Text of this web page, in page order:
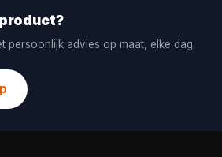
persoonlijk advies op maat, elke dag